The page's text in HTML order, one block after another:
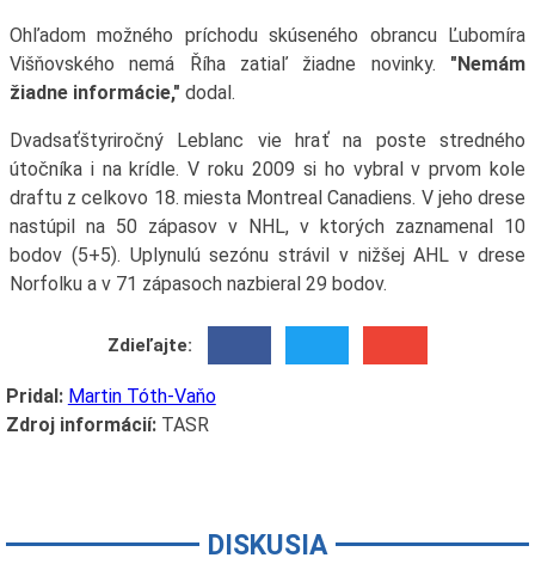
Ohľadom možného príchodu skúseného obrancu Ľubomíra
Višňovského nemá Říha zatiaľ žiadne novinky. "Nemám
žiadne informácie," dodal.
Dvadsaťštyriročný Leblanc vie hrať na poste stredného
útočníka i na krídle. V roku 2009 si ho vybral v prvom kole
draftu z celkovo 18. miesta Montreal Canadiens. V jeho drese
nastúpil na 50 zápasov v NHL, v ktorých zaznamenal 10
bodov (5+5). Uplynulú sezónu strávil v nižšej AHL v drese
Norfolku a v 71 zápasoch nazbieral 29 bodov.
Zdieľajte:
Pridal: Martin Tóth-Vaňo
Zdroj informácií:TASR
DISKUSIA